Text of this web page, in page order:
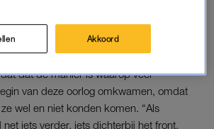
vijfhonderd meter.’ Dat is wel schrikken. Als
had het anders kunnen aflopen.”
dat de manier is waarop veel
van deze oorlog omkwamen, omdat
wel en niet konden komen. “Als
net iets verder, iets dichterbij het front.
Akkoord